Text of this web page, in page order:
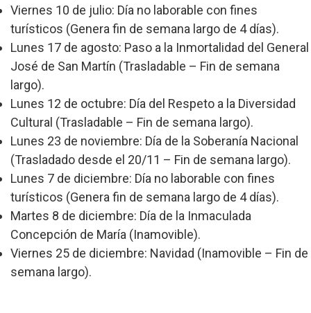
Viernes 10 de julio: Día no laborable con fines
turísticos (Genera fin de semana largo de 4 días).
Lunes 17 de agosto: Paso a la Inmortalidad del General
José de San Martín (Trasladable – Fin de semana
largo).
Lunes 12 de octubre: Día del Respeto a la Diversidad
Cultural (Trasladable – Fin de semana largo).
Lunes 23 de noviembre: Día de la Soberanía Nacional
(Trasladado desde el 20/11 – Fin de semana largo).
Lunes 7 de diciembre: Día no laborable con fines
turísticos (Genera fin de semana largo de 4 días).
Martes 8 de diciembre: Día de la Inmaculada
Concepción de María (Inamovible).
Viernes 25 de diciembre: Navidad (Inamovible – Fin de
semana largo).